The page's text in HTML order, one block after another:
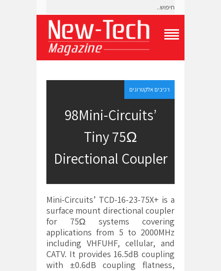
g
l
e
N
M
n
u
רכיבים אלקטרונים
98Mini-Circuits’
Tiny 75Ω
Directional Coupler
Mini-Circuits’ TCD-16-23-75X+ is a
surface mount directional coupler
for 75Ω systems covering
applications from 5 to 2000MHz
including VHFUHF, cellular, and
CATV. It provides 16.5dB coupling
with ±0.6dB coupling flatness,